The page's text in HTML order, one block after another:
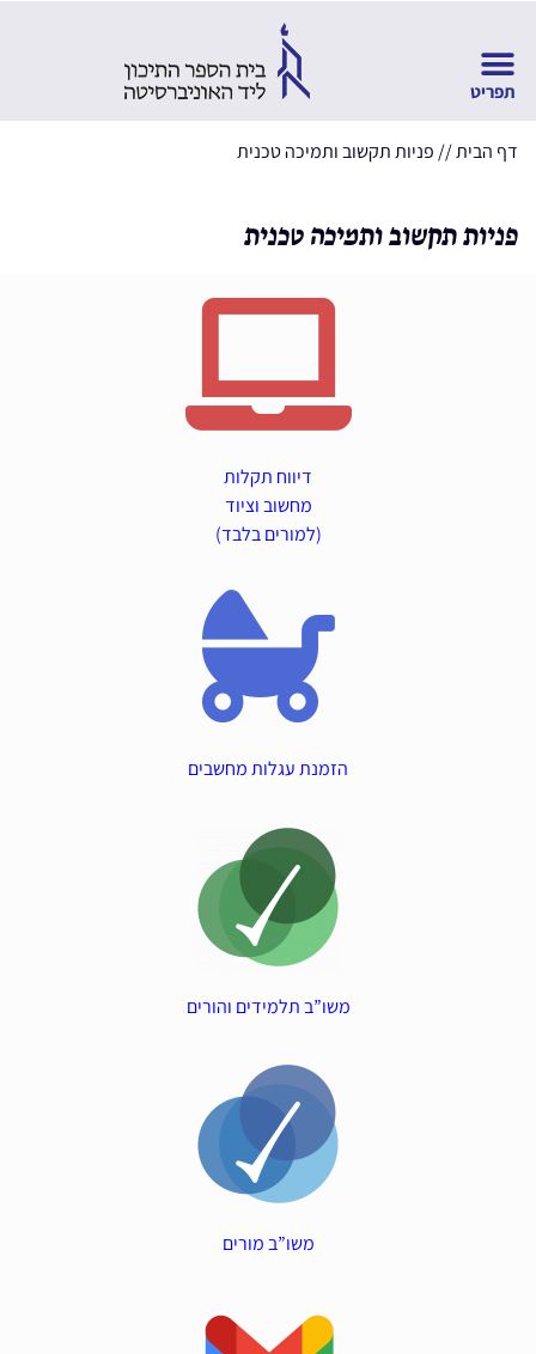
דף הבית// פניות תקשוב ותמיכה טכנית
פניות תקשוב ותמיכה טכנית
דיווח תקלות
מחשוב וציוד
(למורים בלבד)
הזמנת עגלות מחשבים
משו”ב תלמידים והורים
משו”ב מורים